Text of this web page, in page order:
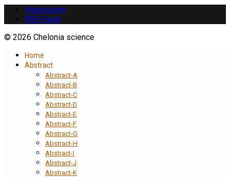
Impressum
RSS Feed
© 2026 Chelonia science
Home
Abstract
Abstract-A
Abstract-B
Abstract-C
Abstract-D
Abstract-E
Abstract-F
Abstract-G
Abstract-H
Abstract-I
Abstract-J
Abstract-K